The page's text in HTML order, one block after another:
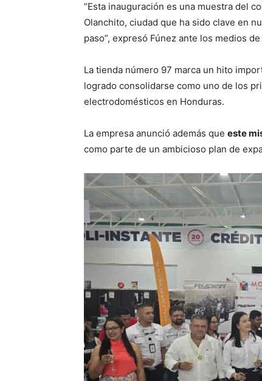
“Esta inauguración es una muestra del
Olanchito, ciudad que ha sido clave en
paso”, expresó Fúnez ante los medios
La tienda número 97 marca un hito
logrado consolidarse como uno de los
electrodomésticos en Honduras.
La empresa anunció además que este
como parte de un ambicioso plan de